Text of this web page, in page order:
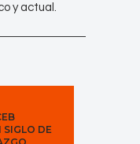
y actual.
SIGLO DE